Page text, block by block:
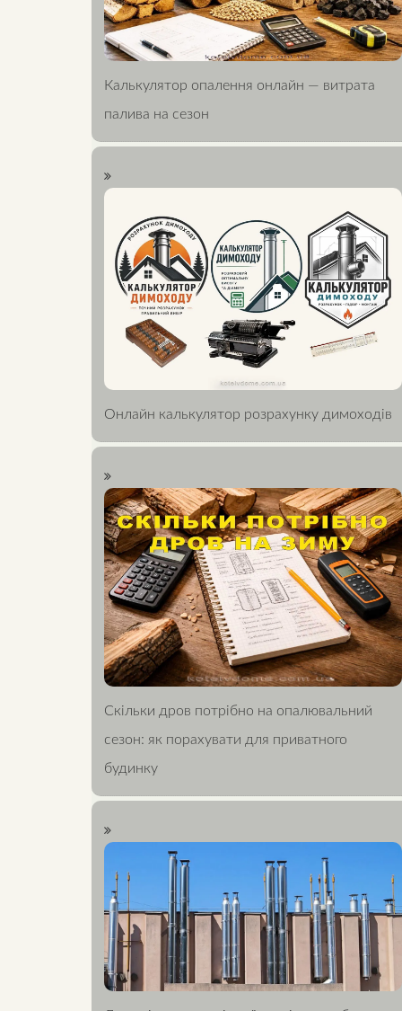
Калькулятор опалення онлайн — витрата
палива на сезон
Онлайн калькулятор розрахунку димоходів
Скільки дров потрібно на опалювальний
сезон: як порахувати для приватного
будинку